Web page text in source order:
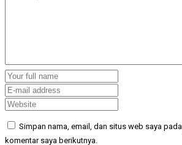
Simpan nama, email, dan situs web saya
komentar saya berikutnya.